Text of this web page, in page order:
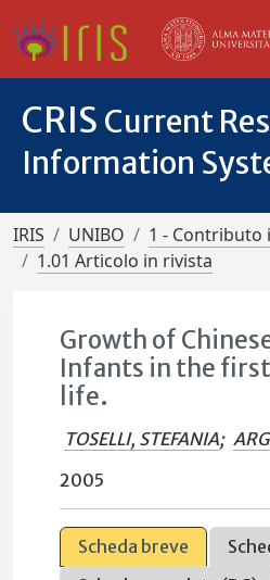
CRIS Current
Information
IRIS UNIBO
1 - Contributo
1.01 Articolo in rivista
Growth of
Infants in the
life.
TOSELLI, STEFANIA;
2005
Scheda breve